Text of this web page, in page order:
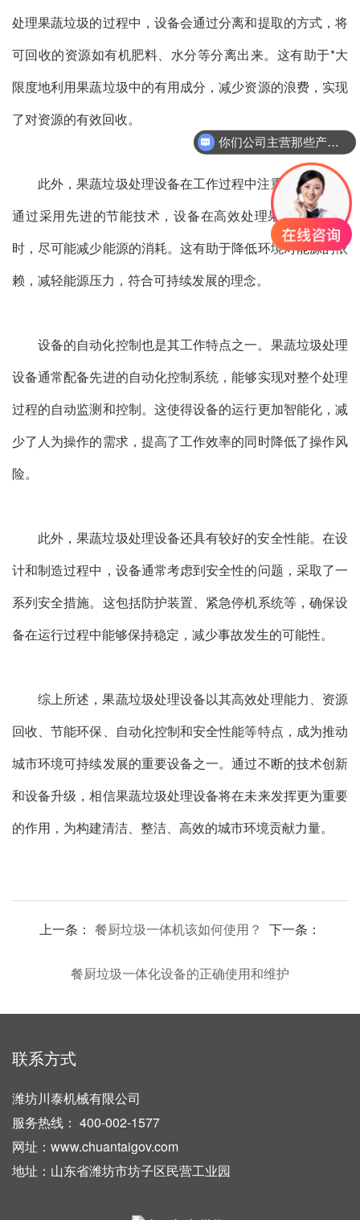
处理果蔬垃圾的过程中，设备会通过分离和提取的方式，将
可回收的资源如有机肥料、水分等分离出来。这有助于*大
限度地利用果蔬垃圾中的有用成分，减少资源的浪费，实现
了对资源的有效回收。
此外，果蔬垃圾处理设备在工作过程中注重节能环保。
通过采用先进的节能技术，设备在高效处理果蔬垃圾的同
时，尽可能减少能源的消耗。这有助于降低环境对能源的依
赖，减轻能源压力，符合可持续发展的理念。
设备的自动化控制也是其工作特点之一。果蔬垃圾处理
设备通常配备先进的自动化控制系统，能够实现对整个处理
过程的自动监测和控制。这使得设备的运行更加智能化，减
少了人为操作的需求，提高了工作效率的同时降低了操作风
险。
此外，果蔬垃圾处理设备还具有较好的安全性能。在设
计和制造过程中，设备通常考虑到安全性的问题，采取了一
系列安全措施。这包括防护装置、紧急停机系统等，确保设
备在运行过程中能够保持稳定，减少事故发生的可能性。
综上所述，果蔬垃圾处理设备以其高效处理能力、资源
回收、节能环保、自动化控制和安全性能等特点，成为推动
城市环境可持续发展的重要设备之一。通过不断的技术创新
和设备升级，相信果蔬垃圾处理设备将在未来发挥更为重要
的作用，为构建清洁、整洁、高效的城市环境贡献力量。
上一条： 餐厨垃圾一体机该如何使用？ 下一条：
餐厨垃圾一体化设备的正确使用和维护
联系方式
潍坊川泰机械有限公司
服务热线： 400-002-1577
网址：www.chuantaigov.com
地址：山东省潍坊市坊子区民营工业园
你们公司主营那些产品？